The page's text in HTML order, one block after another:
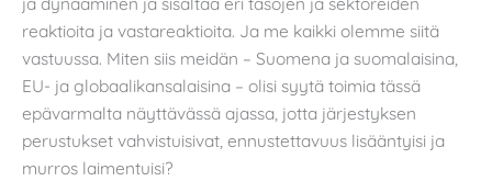
reaktioita ja vastareaktioita. Ja me kaikki olemme siitä
vastuussa. Miten siis meidän – Suomena ja suomalaisina,
EU- ja globaalikansalaisina – olisi syytä toimia tässä
epävarmalta näyttävässä ajassa, jotta järjestyksen
perustukset vahvistuisivat, ennustettavuus lisääntyisi ja
murros laimentuisi?